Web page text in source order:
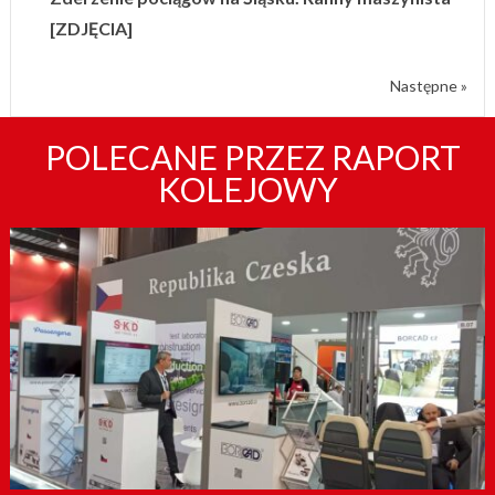
[ZDJĘCIA]
Następne »
POLECANE PRZEZ RAPORT
KOLEJOWY